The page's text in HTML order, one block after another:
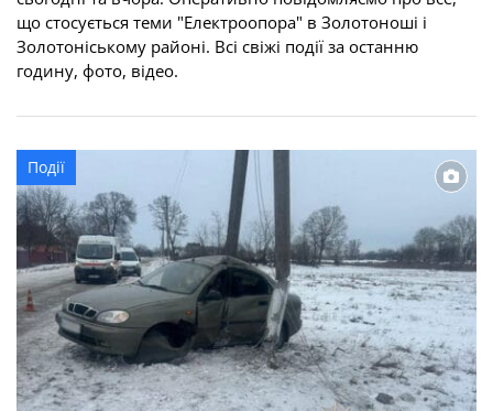
що стосується теми "Електроопора" в Золотоноші і
Золотоніському районі. Всі свіжі події за останню
годину, фото, відео.
Події